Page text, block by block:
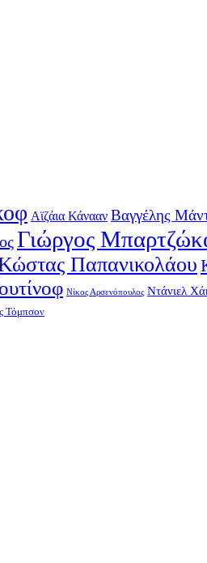
Αϊζάια Κάνααν Βαγγέλης
Γιώργος
Παπανικολάου
Νίκος Αρσενόπουλος Ντάνιελ
Τόμπσον